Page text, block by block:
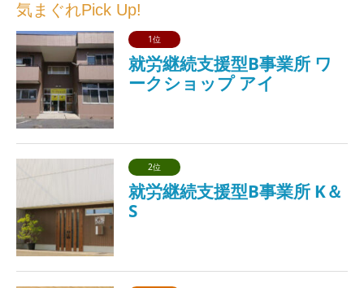
気まぐれPick Up!
1位
就労継続支援型B事業所 ワ
ークショップ アイ
2位
就労継続支援型B事業所 K＆
S